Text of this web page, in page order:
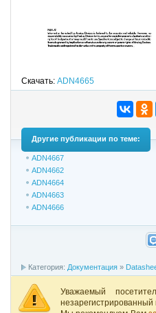
Скачать: ADN4665
Другие публикации по теме:
ADN4667
ADN4662
ADN4664
ADN4663
ADN4666
Категория: Документация »
Уважаемый
незарегистрированный